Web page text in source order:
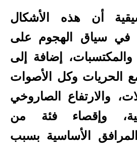
أن هذه الأشكال
في سياق الهجوم على
إضافة إلى
الحريات وكل الأصوات
والارتفاع الصاروخي
وإقصاء فئة من
الأساسية بسبب